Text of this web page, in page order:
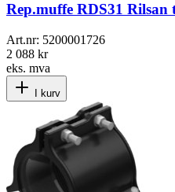
Rep.muffe RDS31
Art.nr: 5200001726
2 088 kr
eks. mva
I kurv